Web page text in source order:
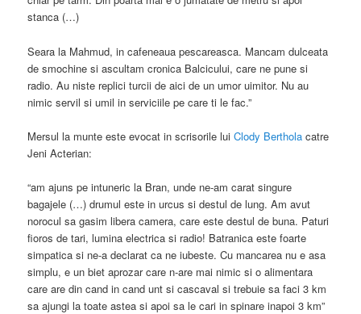
stanca (…)
Seara la Mahmud, in cafeneaua pescareasca. Mancam dulceata
de smochine si ascultam cronica Balcicului, care ne pune si
radio. Au niste replici turcii de aici de un umor uimitor. Nu au
nimic servil si umil in serviciile pe care ti le fac.”
Mersul la munte este evocat in scrisorile luiClody Berthola catre
Jeni Acterian:
“am ajuns pe intuneric la Bran, unde ne-am carat singure
bagajele (…) drumul este in urcus si destul de lung. Am avut
norocul sa gasim libera camera, care este destul de buna. Paturi
fioros de tari, lumina electrica si radio! Batranica este foarte
simpatica si ne-a declarat ca ne iubeste. Cu mancarea nu e asa
simplu, e un biet aprozar care n-are mai nimic si o alimentara
care are din cand in cand unt si cascaval si trebuie sa faci 3 km
sa ajungi la toate astea si apoi sa le cari in spinare inapoi 3 km”